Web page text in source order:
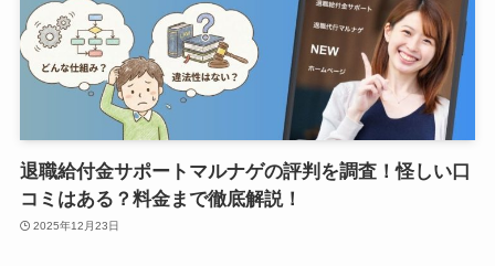
退職給付金サポートマルナゲの評判を調査！怪しい口
コミはある？料金まで徹底解説！
2025年12月23日